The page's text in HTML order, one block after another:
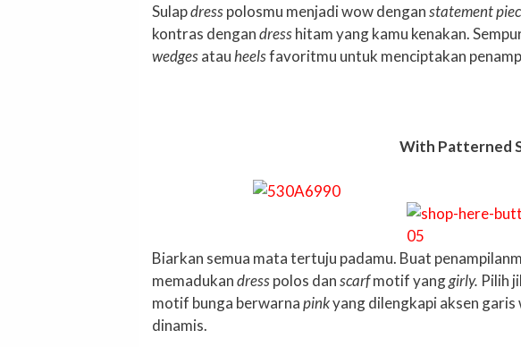
Sulapdresspolosmu menjadi wow denganstatement
kontras dengandresshitam yang kamu kenakan.
wedgesatauheelsfavoritmu untuk menciptakan
With Patterned
Biarkan semua mata tertuju padamu. Buat
memadukandresspolos danscarfmotif yanggirly. Pilih
motif bunga berwarnapinkyang dilengkapi aksen
dinamis.